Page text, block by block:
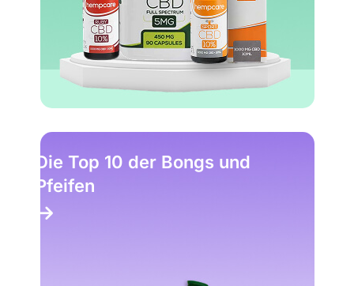
Die Top 10 der Bongs und
Pfeifen